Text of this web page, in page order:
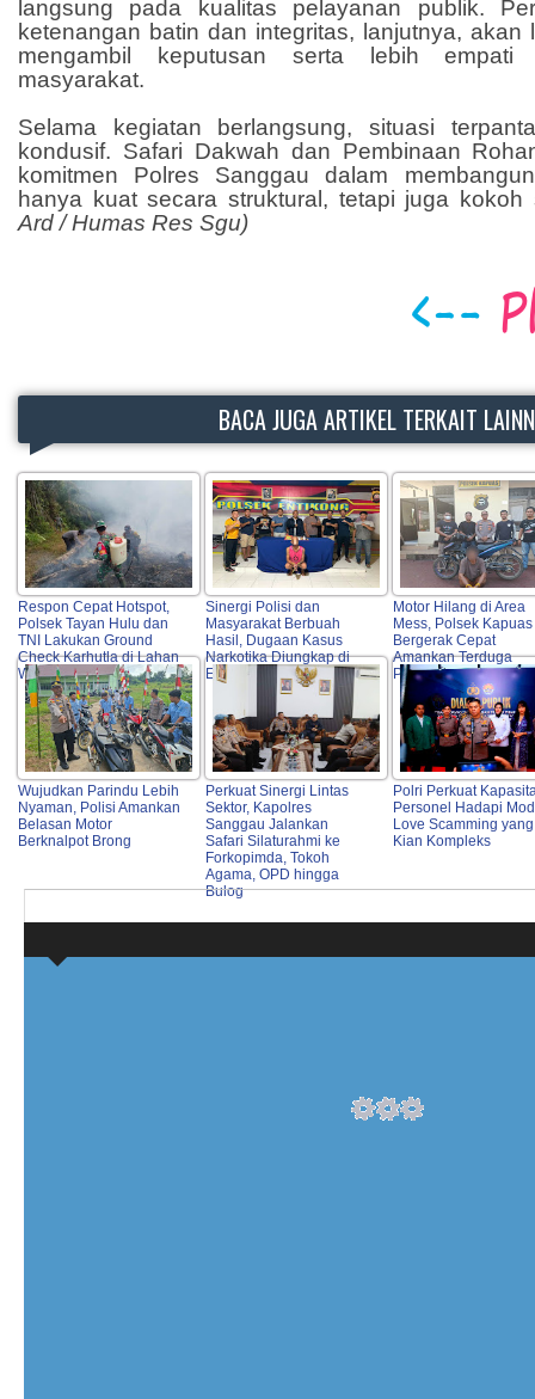
langsung pada kualitas pelayanan publik.
ketenangan batin dan integritas, lanjutnya, akan
mengambil keputusan serta lebih empati
masyarakat.
Selama kegiatan berlangsung, situasi
kondusif. Safari Dakwah dan Pembinaan
komitmen Polres Sanggau dalam
hanya kuat secara struktural, tetapi juga kokoh
Ard / Humas Res Sgu)
BACA JUGA ARTIKEL TERKAIT
Respon Cepat Hotspot,
Polsek Tayan Hulu dan
TNI Lakukan Ground
Check Karhutla di Lahan
Warga
Sinergi Polisi dan
Masyarakat Berbuah
Hasil, Dugaan Kasus
Narkotika Diungkap di
Entikong
Motor Hilang di Area
Mess, Polsek Kapuas
Bergerak Cepat
Amankan Terduga
Pelaku
Wujudkan Parindu Lebih
Nyaman, Polisi Amankan
Belasan Motor
Berknalpot Brong
Perkuat Sinergi Lintas
Sektor, Kapolres
Sanggau Jalankan
Safari Silaturahmi ke
Forkopimda, Tokoh
Agama, OPD hingga
Bulog
Polri Perkuat
Personel Hadapi
Love Scamming yang
Kian Kompleks